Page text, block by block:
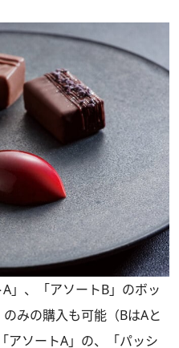
」、「アソートB」のボッ
みの購入も可能（BはAと
アソートA」の、「パッシ